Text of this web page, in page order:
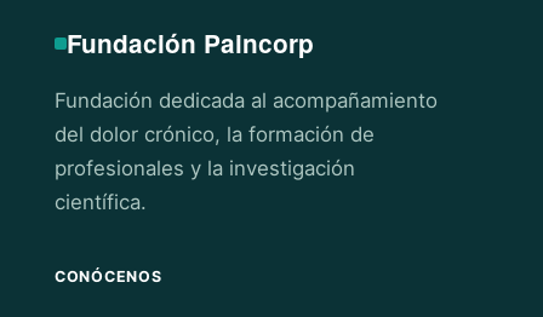
Fundación Paincorp
Fundación dedicada al acompañamiento
del dolor crónico, la formación de
profesionales y la investigación
científica.
CONÓCENOS